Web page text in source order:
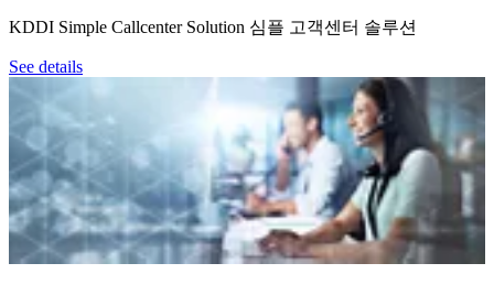
KDDI Simple Callcenter Solution 심플 고객센터 솔루션
See details